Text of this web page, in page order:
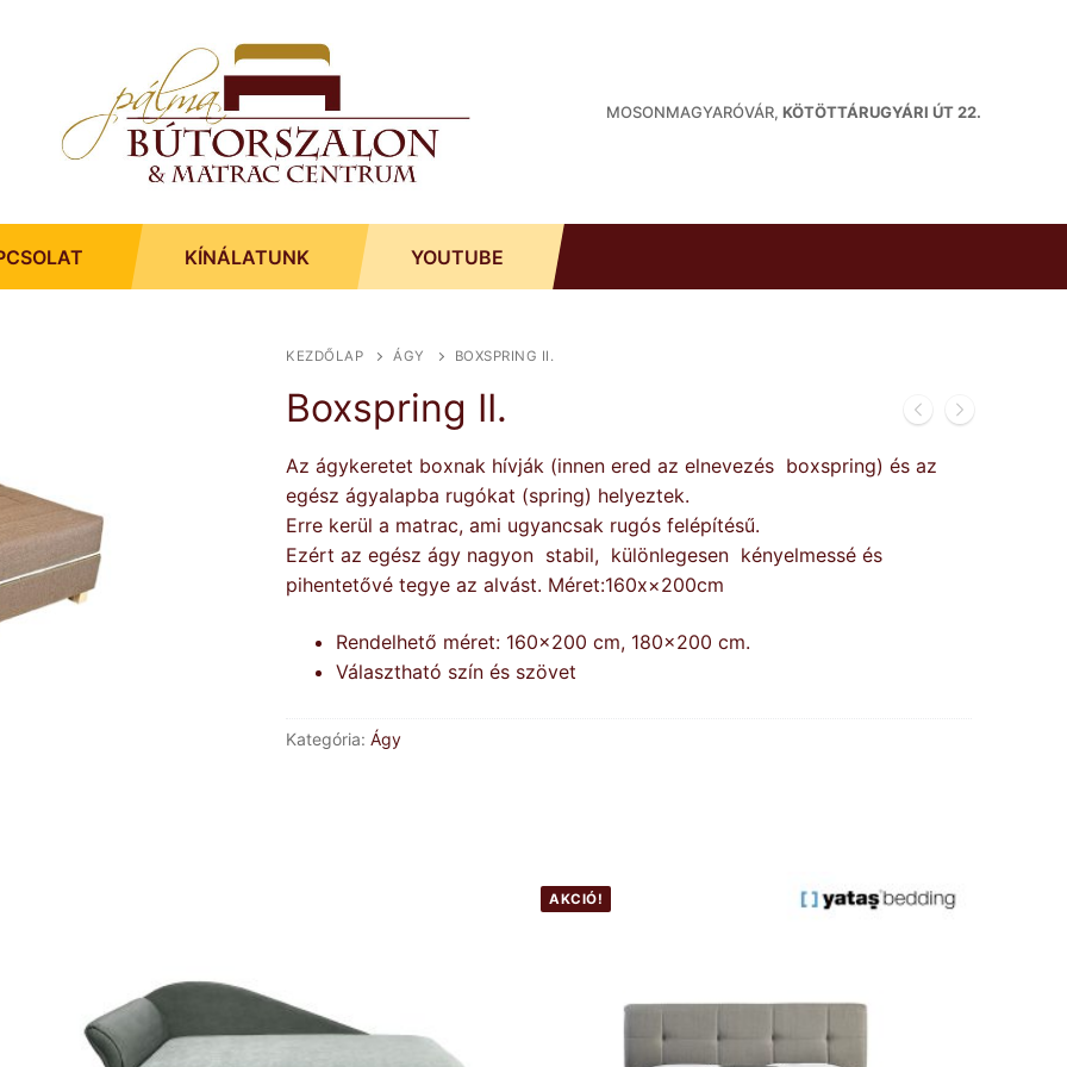
MOSONMAGYARÓVÁR, KÖTÖTTÁRUGYÁRI ÚT 22.
KÍNÁLATUNK YOUTUBE
KEZDŐLAP ÁGY BOXSPRING II.
Boxspring II.
Az ágykeretet boxnak hívják (innen ered az elnevezés boxspring) és az
egész ágyalapba rugókat (spring) helyeztek.
Erre kerül a matrac, ami ugyancsak rugós felépítésű.
Ezért az egész ágy nagyon stabil, különlegesen kényelmessé és
pihentetővé tegye az alvást. Méret:160x×200cm
Rendelhető méret: 160×200 cm, 180×200 cm.
Választható szín és szövet
Kategória: Ágy
AKCIÓ!